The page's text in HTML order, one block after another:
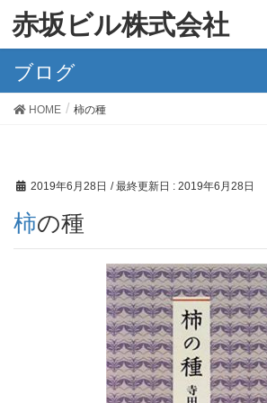
赤坂ビル株式会社
ブログ
HOME 柿の種
2019年6月28日 / 最終更新日 : 2019年6月28日
柿の種